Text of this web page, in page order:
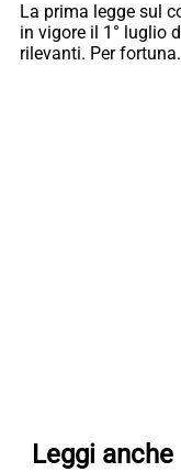
La prima legge sul
in vigore il 1° luglio
rilevanti. Per fortuna.
Leggi anche